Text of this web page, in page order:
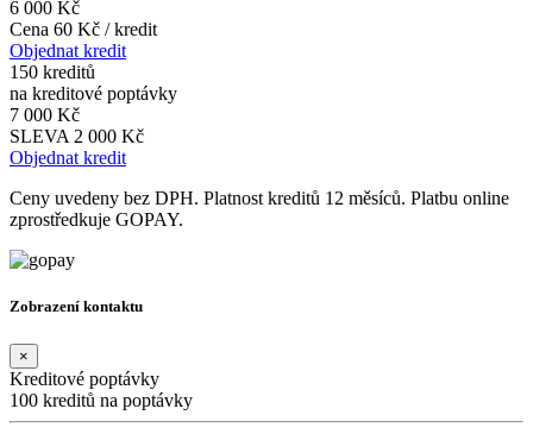
6 000 Kč
Cena 60 Kč / kredit
Objednat kredit
150 kreditů
na kreditové poptávky
7 000 Kč
SLEVA 2 000 Kč
Objednat kredit
Ceny uvedeny bez DPH. Platnost kreditů 12 měsíců. Platbu online
zprostředkuje GOPAY.
Zobrazení kontaktu
×
Kreditové poptávky
100 kreditů na poptávky